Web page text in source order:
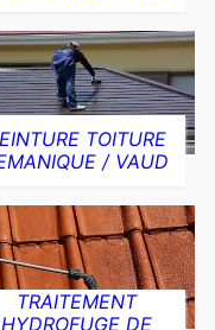
TOITURE
/ VAUD
TRAITEMENT
HYDROFUGE DE